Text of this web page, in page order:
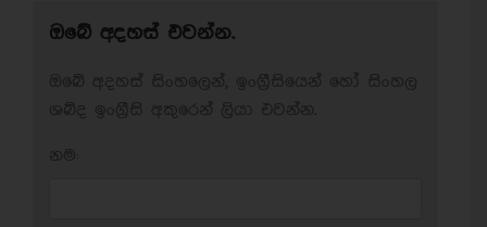
ඔබේ අදහස් එවන්න.